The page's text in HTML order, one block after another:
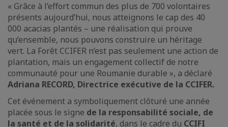
« Grâce à l’effort commun des plus de 700 volontaires
présents aujourd’hui, nous atteignons le cap des 40
000 acacias plantés – une réalisation qui prouve
qu’ensemble, nous pouvons construire un héritage
vert. La Forêt CCIFER n’est pas seulement une action de
plantation, mais un engagement collectif de notre
communauté pour une Roumanie durable », a déclaré
Adriana RECORD, Directrice exécutive de la CCIFER.
Cet événement a symboliquement clôturé une année
placée sous le signe de la responsabilité sociale, de
la santé et de la solidarité, dans le cadre du CCIFI